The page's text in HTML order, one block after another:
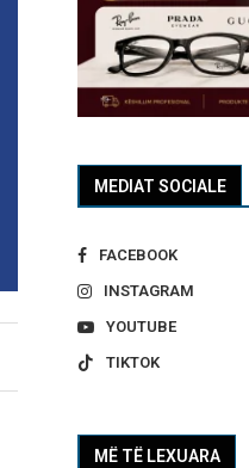
MEDIAT SOCIALE
FACEBOOK
INSTAGRAM
YOUTUBE
TIKTOK
MË TË LEXUARA